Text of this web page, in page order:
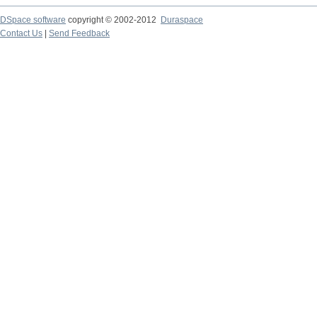
DSpace software copyright © 2002-2012
Duraspace
Contact Us
Send Feedback